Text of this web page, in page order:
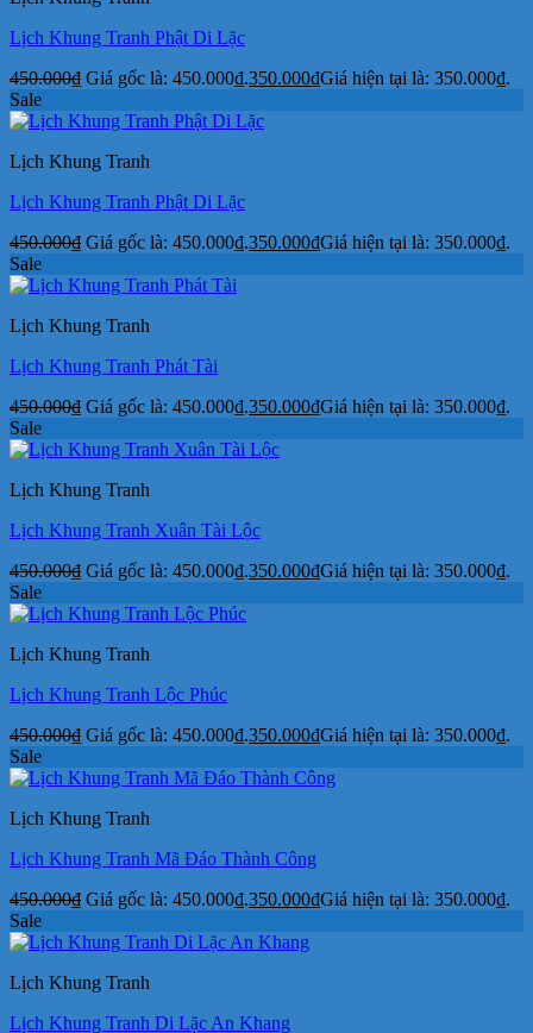
Lịch Khung Tranh Phật Di Lặc
450.000₫ Giá gốc là: 450.000₫.350.000₫Giá hiện tại là: 350.000₫.
Sale
Lịch Khung Tranh
Lịch Khung Tranh Phật Di Lặc
450.000₫ Giá gốc là: 450.000₫.350.000₫Giá hiện tại là: 350.000₫.
Sale
Lịch Khung Tranh
Lịch Khung Tranh Phát Tài
450.000₫ Giá gốc là: 450.000₫.350.000₫Giá hiện tại là: 350.000₫.
Sale
Lịch Khung Tranh
Lịch Khung Tranh Xuân Tài Lộc
450.000₫ Giá gốc là: 450.000₫.350.000₫Giá hiện tại là: 350.000₫.
Sale
Lịch Khung Tranh
Lịch Khung Tranh Lộc Phúc
450.000₫ Giá gốc là: 450.000₫.350.000₫Giá hiện tại là: 350.000₫.
Sale
Lịch Khung Tranh
Lịch Khung Tranh Mã Đáo Thành Công
450.000₫ Giá gốc là: 450.000₫.350.000₫Giá hiện tại là: 350.000₫.
Sale
Lịch Khung Tranh
Lịch Khung Tranh Di Lặc An Khang